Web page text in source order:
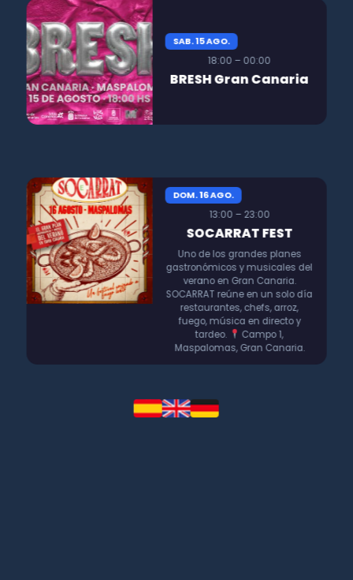
SAB. 15 AGO.
18:00 – 00:00
BRESH Gran Canaria
DOM. 16 AGO.
13:00 – 23:00
SOCARRAT FEST
Uno de los grandes planes
gastronómicos y musicales del
verano en Gran Canaria.
SOCARRAT reúne en un solo día
restaurantes, chefs, arroz,
fuego, música en directo y
tardeo.
Campo 1,
Maspalomas, Gran Canaria.